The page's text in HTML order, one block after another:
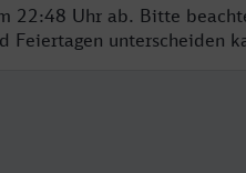
22:48 Uhr ab. Bitte
Feiertagen unterscheiden